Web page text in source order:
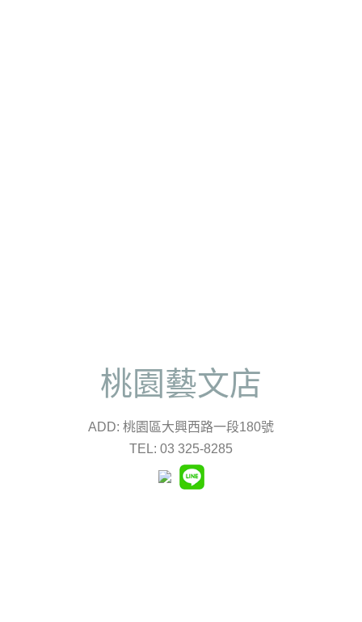
桃園藝文店
ADD: 桃園區大興西路一段180號
TEL: 03 325-8285